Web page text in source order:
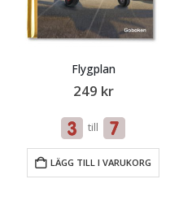
Flygplan
249 kr
till
LÄGG TILL I VARUKORG